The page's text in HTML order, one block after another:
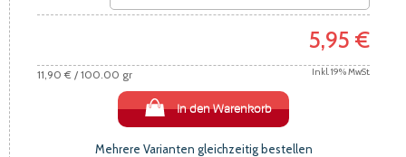
5,95 €
Inkl. 19% MwSt.
11,90 € / 100.00 gr
In den Warenkorb
Mehrere Varianten gleichzeitig bestellen